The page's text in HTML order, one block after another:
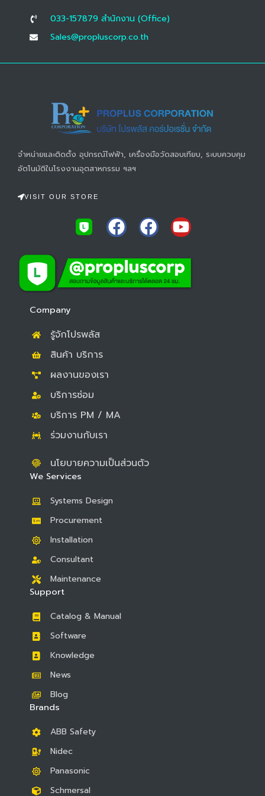
033-157879 สํานักงาน (Office)
Sales@propluscorp.co.th
จำหน่ายและติดตั้ง อุปกรณ์ไฟฟ้า, เครื่องมือวัดสอบเทียบ, ระบบควบคุม
อัตโนมัติในโรงงานอุตสาหกรรม ฯลฯ
VISIT OUR STORE
F
a
c
e
b
F
a
c
e
b
Y
o
u
t
u
Company
รู้จักโปรพลัส
สินค้า บริการ
ผลงานของเรา
บริการซ่อม
บริการ PM / MA
ร่วมงานกับเรา
นโยบายความเป็นส่วนตัว
We Services
Systems Design
Procurement
Installation
Consultant
Maintenance
Support
Catalog & Manual
Software
Knowledge
News
Blog
Brands
ABB Safety
Nidec
Panasonic
Schmersal